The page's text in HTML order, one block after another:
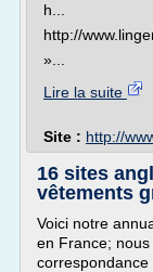
h...
http://
»...
Lire la suite
Site : http://
16 sites
vêtements
Voici notre
en France;
correspondance